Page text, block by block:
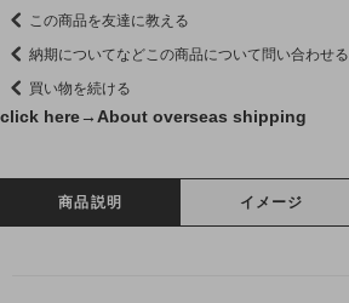
この商品を友達に教える
納期についてなどこの商品について問い合わせる
買い物を続ける
click here→ About overseas shipping
商品説明 イメージ